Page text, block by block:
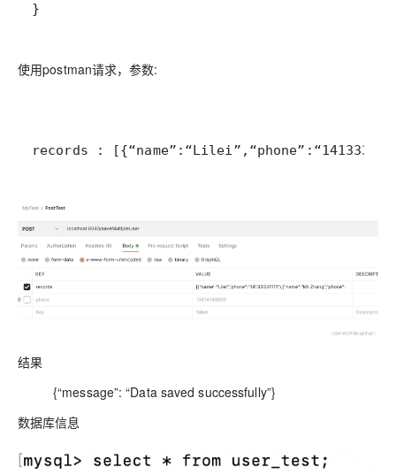
}
使用postman请求，参数:
records :
结果
{“message”: “Data saved successfully”}
数据库信息